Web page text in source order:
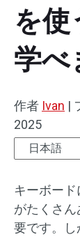
を
学べ
作者 Ivan |
2025
日本語
キーボー
がたくさ
要です。